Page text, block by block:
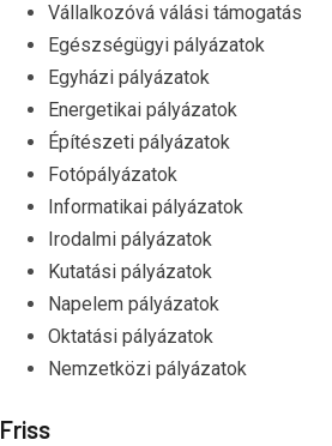
Vállalkozóvá válási támogatás
Egészségügyi pályázatok
Egyházi pályázatok
Energetikai pályázatok
Építészeti pályázatok
Fotópályázatok
Informatikai pályázatok
Irodalmi pályázatok
Kutatási pályázatok
Napelem pályázatok
Oktatási pályázatok
Nemzetközi pályázatok
Friss